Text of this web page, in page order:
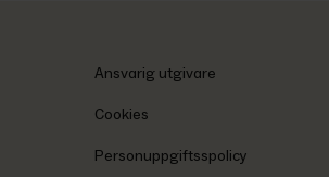
Ansvarig utgivare
Cookies
Personuppgiftsspolicy